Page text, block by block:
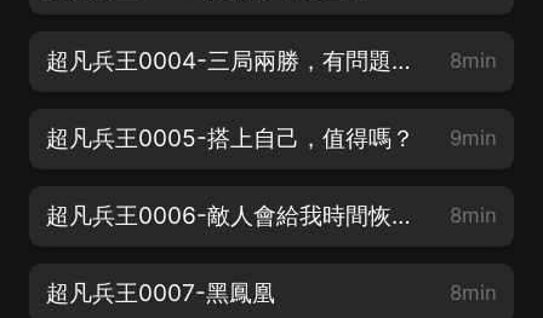
超凡兵王0004-三局兩勝，有問題嗎？ 8min
超凡兵王0005-搭上自己，值得嗎？ 9min
超凡兵王0006-敵人會給我時間恢復體力嗎？ 8min
超凡兵王0007-黑鳳凰 8min